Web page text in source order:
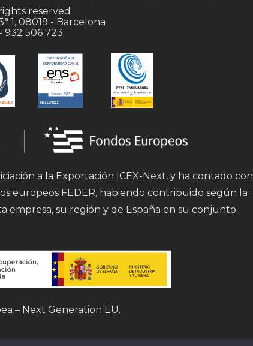
reserved
1, 08019 - Barcelona
- 932 506 723
a la Exportación ICEX-Next, y ha contado con
europeos FEDER, habiendo contribuido según la
empresa, su región y de España en su conjunto.
– Next Generation EU.